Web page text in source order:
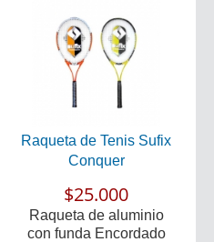
Raqueta de Tenis Sufix
Conquer
$25.000
Raqueta de aluminio
con funda Encordado